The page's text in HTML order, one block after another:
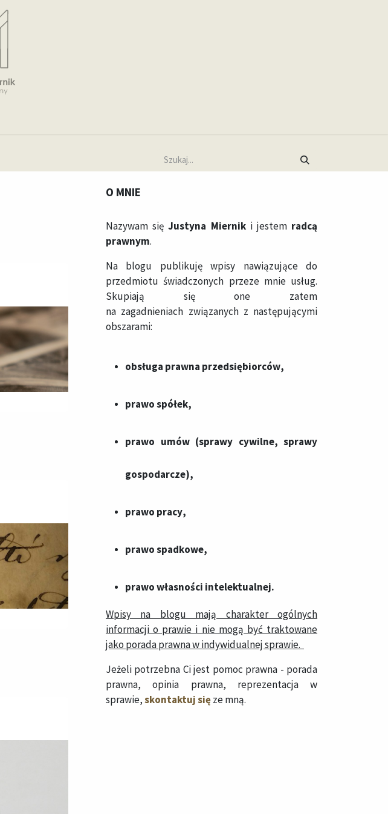
O MNIE
Nazywam sięJustyna Miernik i jestem radcą
prawnym.
Na blogu publikuję wpisy nawiązujące do
przedmiotu świadczonych przeze mnie usług.
Skupiają się one zatem
na zagadnieniach związanych z następującymi
obszarami:
obsługa prawna przedsiębiorców,
pra​w​o spółek,
prawo umów (sprawy cywilne, sprawy
gospodarcze),
prawo pracy,
prawo spadkowe,
prawo własności intelektualnej.
Wpisy na blogu mają charakter ogólnych
informacji o prawie i nie mogą być traktowane
jako porada prawna w indywidualnej sprawie.
Jeżeli potrzebna Ci jest pomoc prawna - porada
prawna, opinia prawna, reprezentacja w
sprawie,skontaktuj sięze mną.